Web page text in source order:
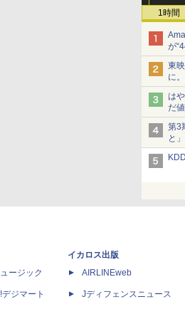
1時間
が
東
に
は
だ
ね
第3
と
で
ージック
ジマート
イカロス出版
AIRLINEweb
Jディフェンスニュース